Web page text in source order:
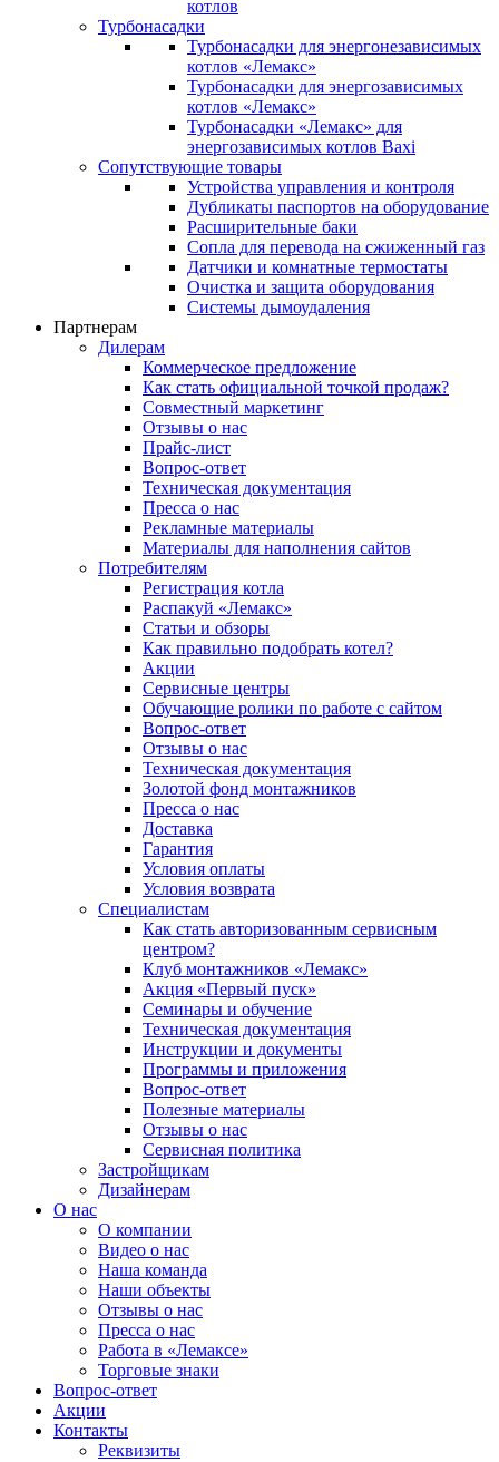
котлов
Турбонасадки
Турбонасадки для энергонезависимых
котлов «Лемакс»
Турбонасадки для энергозависимых
котлов «Лемакс»
Турбонасадки «Лемакс» для
энергозависимых котлов Baxi
Сопутствующие товары
Устройства управления и контроля
Дубликаты паспортов на оборудование
Расширительные баки
Сопла для перевода на сжиженный газ
Датчики и комнатные термостаты
Очистка и защита оборудования
Системы дымоудаления
Партнерам
Дилерам
Коммерческое предложение
Как стать официальной точкой продаж?
Совместный маркетинг
Отзывы о нас
Прайс-лист
Вопрос-ответ
Техническая документация
Пресса о нас
Рекламные материалы
Материалы для наполнения сайтов
Потребителям
Регистрация котла
Распакуй «Лемакс»
Статьи и обзоры
Как правильно подобрать котел?
Акции
Сервисные центры
Обучающие ролики по работе с сайтом
Вопрос-ответ
Отзывы о нас
Техническая документация
Золотой фонд монтажников
Пресса о нас
Доставка
Гарантия
Условия оплаты
Условия возврата
Специалистам
Как стать авторизованным сервисным
центром?
Клуб монтажников «Лемакс»
Акция «Первый пуск»
Семинары и обучение
Техническая документация
Инструкции и документы
Программы и приложения
Вопрос-ответ
Полезные материалы
Отзывы о нас
Сервисная политика
Застройщикам
Дизайнерам
О нас
О компании
Видео о нас
Наша команда
Наши объекты
Отзывы о нас
Пресса о нас
Работа в «Лемаксе»
Торговые знаки
Вопрос-ответ
Акции
Контакты
Реквизиты